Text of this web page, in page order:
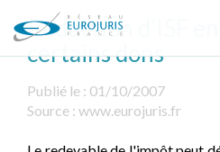
Réduction d'ISF en
certains dons
Publié le : 01/10/2007
Source : www.eurojuris.fr